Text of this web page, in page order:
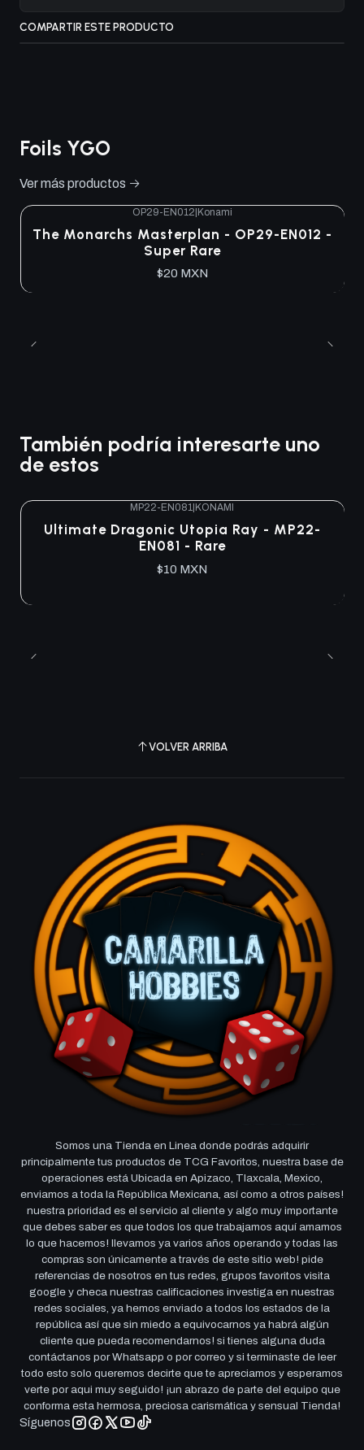
COMPARTIR ESTE PRODUCTO
Foils YGO
Ver más productos
OP29-EN012|Konami
The Monarchs Masterplan - OP29-EN012 -
Super Rare
$20 MXN
También podría interesarte uno
de estos
Agotado
MP22-EN081 KONAMI
Ultimate Dragonic Utopia Ray - MP22-
EN081 - Rare
$10 MXN
VOLVER ARRIBA
Somos una Tienda en Linea donde podrás adquirir
principalmente tus productos de TCG Favoritos, nuestra base de
operaciones está Ubicada en Apizaco, Tlaxcala, Mexico,
enviamos a toda la República Mexicana, así como a otros países!
nuestra prioridad es el servicio al cliente y algo muy importante
que debes saber es que todos los que trabajamos aquí amamos
lo que hacemos! llevamos ya varios años operando y todas las
compras son únicamente a través de este sitio web! pide
referencias de nosotros en tus redes, grupos favoritos visita
google y checa nuestras calificaciones investiga en nuestras
redes sociales, ya hemos enviado a todos los estados de la
república así que sin miedo a equivocarnos ya habrá algún
cliente que pueda recomendarnos! si tienes alguna duda
contáctanos por Whatsapp o por correo y si terminaste de leer
todo esto solo queremos decirte que te apreciamos y esperamos
verte por aqui muy seguido! ¡un abrazo de parte del equipo que
conforma esta hermosa, preciosa carismática y sensual Tienda!
Síguenos